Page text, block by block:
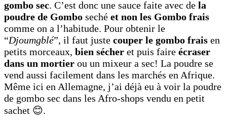
gombo sec. C’est donc une sauce faite avec de la
poudre de Gombo seché et non les Gombo frais
comme on a l’habitude. Pour obtenir le
“Djoumgblé”, il faut juste couper le gombo frais en
petits morceaux, bien sécher et puis faire écraser
dans un mortier ou un mixeur a sec! La poudre se
vend aussi facilement dans les marchés en Afrique.
Même ici en Allemagne, j’ai déjà eu à voir la poudre
de gombo sec dans les Afro-shops vendu en petit
sachet 😊.